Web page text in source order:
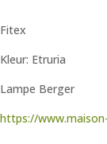
Fitex
Kleur: Etruria
Lampe Berger
https://